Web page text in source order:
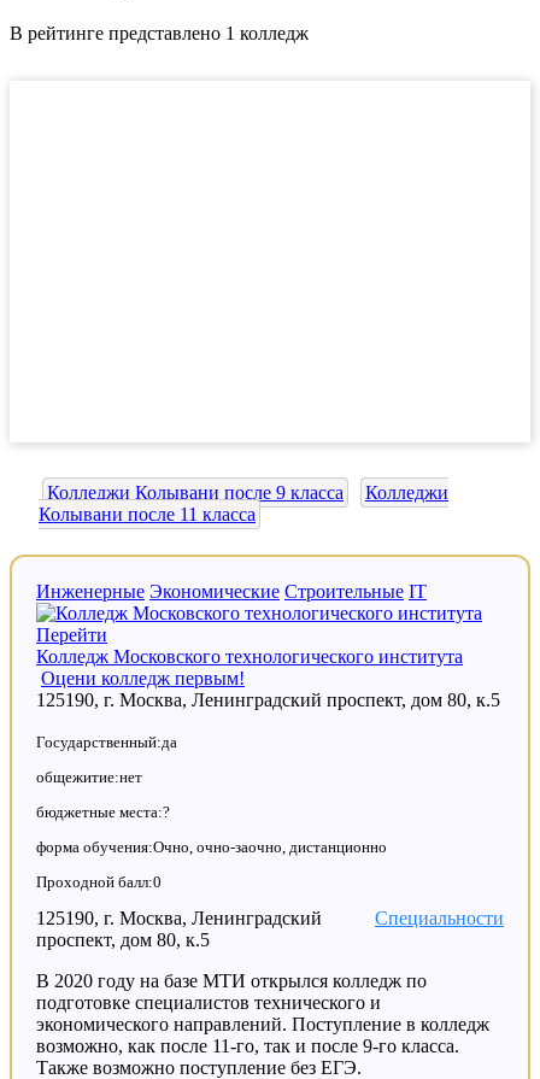
В рейтинге представлено 1 колледж
Колледжи Колывани после 9 класса
Колледжи
Колывани после 11 класса
Инженерные Экономические Строительные IT
Перейти
Колледж Московского технологического института
Оцени колледж первым!
125190, г. Москва, Ленинградский проспект, дом 80, к.5
Государственный:да
общежитие:нет
бюджетные места:?
форма обучения:Очно, очно-заочно, дистанционно
Проходной балл:0
Специальности
125190, г. Москва, Ленинградский
проспект, дом 80, к.5
В 2020 году на базе МТИ открылся колледж по
подготовке специалистов технического и
экономического направлений. Поступление в колледж
возможно, как после 11-го, так и после 9-го класса.
Также возможно поступление без ЕГЭ.